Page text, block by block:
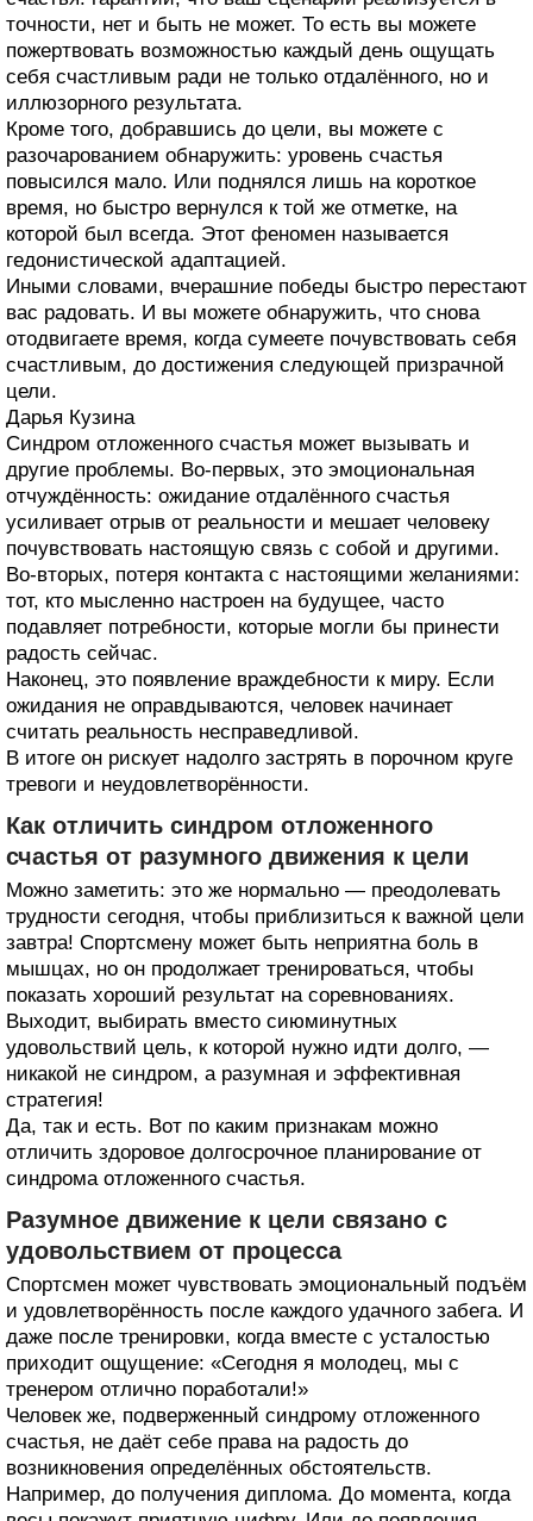
точности, нет и быть не может. То есть вы можете
пожертвовать возможностью каждый день ощущать
себя счастливым ради не только отдалённого, но и
иллюзорного результата.
Кроме того, добравшись до цели, вы можете с
разочарованием обнаружить: уровень счастья
повысился мало. Или поднялся лишь на короткое
время, но быстро вернулся к той же отметке, на
которой был всегда. Этот феномен называется
гедонистической адаптацией.
Иными словами, вчерашние победы быстро перестают
вас радовать. И вы можете обнаружить, что снова
отодвигаете время, когда сумеете почувствовать себя
счастливым, до достижения следующей призрачной
цели.
Дарья Кузина
Синдром отложенного счастья может вызывать и
другие проблемы. Во-первых, это эмоциональная
отчуждённость: ожидание отдалённого счастья
усиливает отрыв от реальности и мешает человеку
почувствовать настоящую связь с собой и другими.
Во-вторых, потеря контакта с настоящими желаниями:
тот, кто мысленно настроен на будущее, часто
подавляет потребности, которые могли бы принести
радость сейчас.
Наконец, это появление враждебности к миру. Если
ожидания не оправдываются, человек начинает
считать реальность несправедливой.
В итоге он рискует надолго застрять в порочном круге
тревоги и неудовлетворённости.
Как отличить синдром отложенного
счастья от разумного движения к цели
Можно заметить: это же нормально — преодолевать
трудности сегодня, чтобы приблизиться к важной цели
завтра! Спортсмену может быть неприятна боль в
мышцах, но он продолжает тренироваться, чтобы
показать хороший результат на соревнованиях.
Выходит, выбирать вместо сиюминутных
удовольствий цель, к которой нужно идти долго, —
никакой не синдром, а разумная и эффективная
стратегия!
Да, так и есть. Вот по каким признакам можно
отличить здоровое долгосрочное планирование от
синдрома отложенного счастья.
Разумное движение к цели связано с
удовольствием от процесса
Спортсмен может чувствовать эмоциональный подъём
и удовлетворённость после каждого удачного забега. И
даже после тренировки, когда вместе с усталостью
приходит ощущение: «Сегодня я молодец, мы с
тренером отлично поработали!»
Человек же, подверженный синдрому отложенного
счастья, не даёт себе права на радость до
возникновения определённых обстоятельств.
Например, до получения диплома. До момента, когда